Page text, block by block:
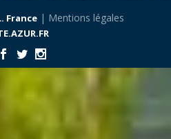
France| Mentions légales